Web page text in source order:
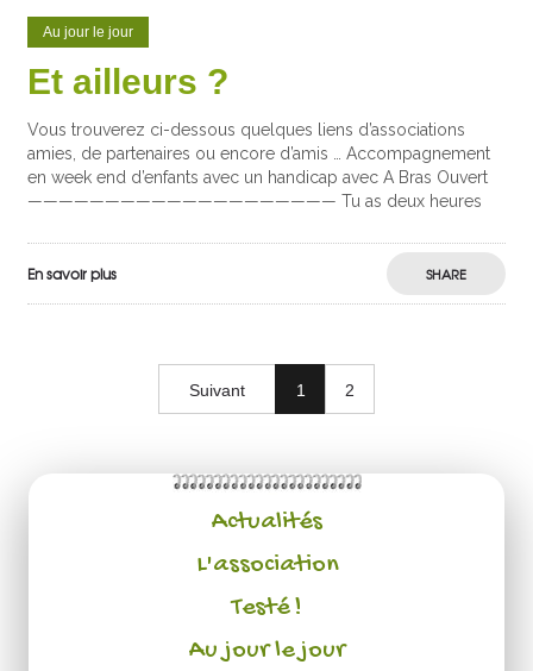
Au jour le jour
Et ailleurs ?
Vous trouverez ci-dessous quelques liens d’associations
amies, de partenaires ou encore d’amis … Accompagnement
en week end d’enfants avec un handicap avec A Bras Ouvert
———————————————————— Tu as deux heures
En savoir plus SHARE
Suivant 1 2
Actualités
L'association
Testé !
Au jour le jour